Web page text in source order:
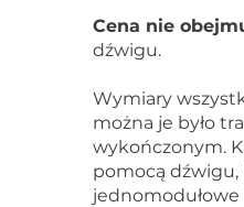
Cena nie
dźwigu.
Wymiary
można je było
wykończonym.
pomocą